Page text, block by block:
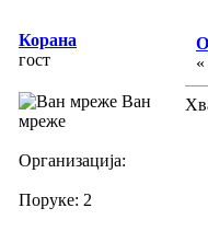
Корана
гост
Ван
мреже
Организација:
Поруке: 2
«